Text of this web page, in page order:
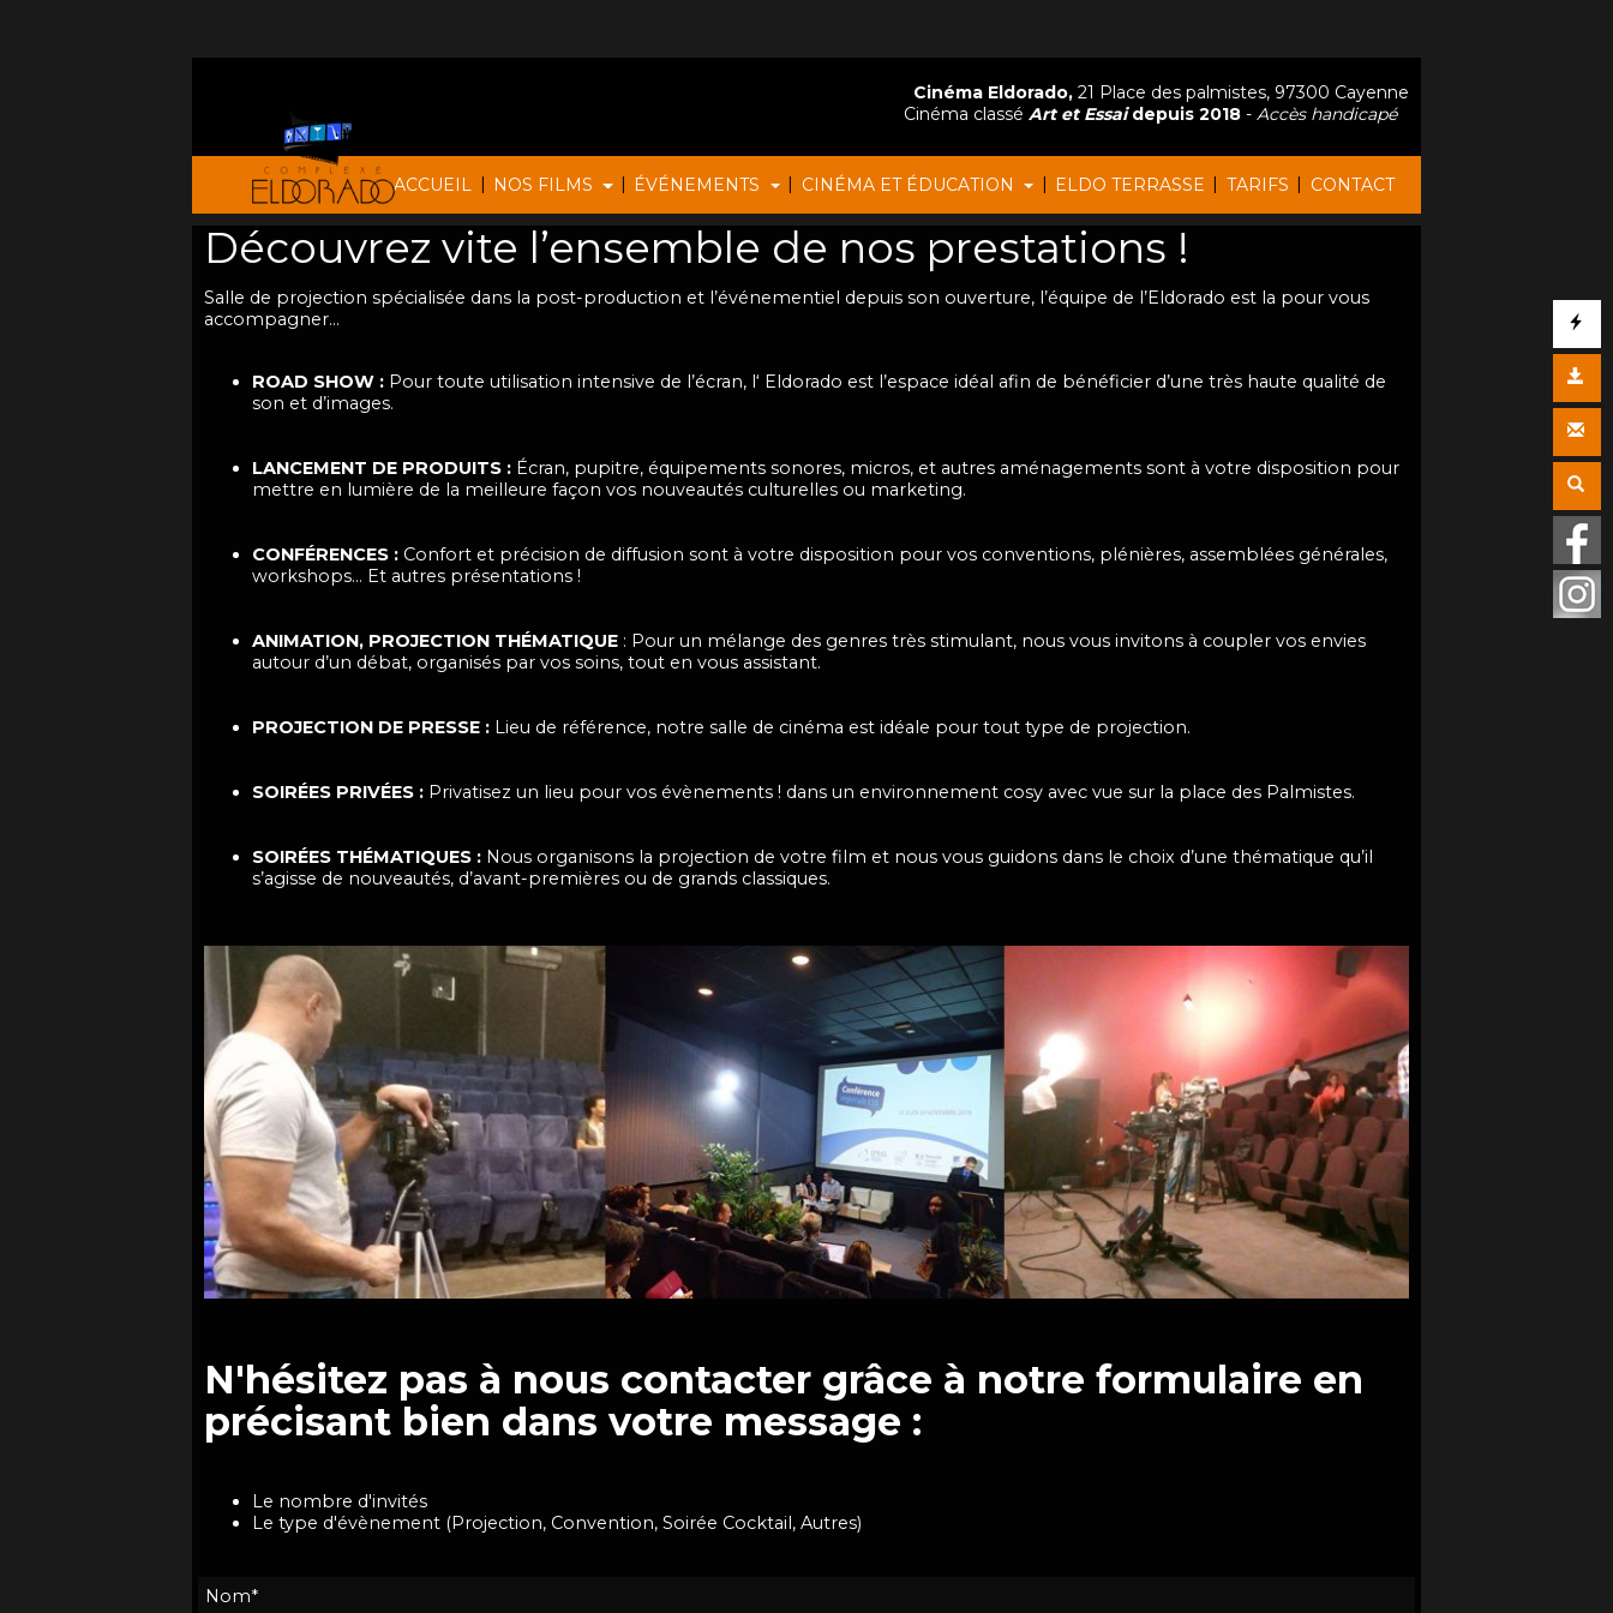
ACCUEIL | NOS FILMS | ÉVÉNEMENTS | CINÉMA ET ÉDUCATION | ELDO TERRASSE | TARIFS | CONTACT
Cinéma Eldorado, 21 Place des palmistes, 97300 Cayenne
Cinéma classé Art et Essaidepuis 2018 - Accès handicapé
Découvrez vite l’ensemble de nos prestations !
Salle de projection spécialisée dans la post-production et l’événementiel depuis son ouverture, l’équipe de l’Eldorado est la pour vous
accompagner…
ROAD SHOW : Pour toute utilisation intensive de l’écran, l‘ Eldorado est l’espace idéal afin de bénéficier d’une très haute qualité de
son et d’images.
LANCEMENT DE PRODUITS : Écran, pupitre, équipements sonores, micros, et autres aménagements sont à votre disposition pour
mettre en lumière de la meilleure façon vos nouveautés culturelles ou marketing.
CONFÉRENCES : Confort et précision de diffusion sont à votre disposition pour vos conventions, plénières, assemblées générales,
workshops… Et autres présentations !
ANIMATION, PROJECTION THÉMATIQUE : Pour un mélange des genres très stimulant, nous vous invitons à coupler vos envies
autour d’un débat, organisés par vos soins, tout en vous assistant.
PROJECTION DE PRESSE : Lieu de référence, notre salle de cinéma est idéale pour tout type de projection.
SOIRÉES PRIVÉES : Privatisez un lieu pour vos évènements ! dans un environnement cosy avec vue sur la place des Palmistes.
SOIRÉES THÉMATIQUES : Nous organisons la projection de votre film et nous vous guidons dans le choix d’une thématique qu’il
s’agisse de nouveautés, d’avant-premières ou de grands classiques.
N'hésitez pas à nous contacter grâce à notre formulaire en
précisant bien dans votre message :
Le nombre d'invités
Le type d'évènement (Projection, Convention, Soirée Cocktail, Autres)
Nom*